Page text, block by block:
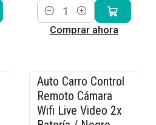
Cantidad
Comprar ahora
-36% OFF
Auto Carro Control
Remoto Cámara
Wifi Live Video 2x